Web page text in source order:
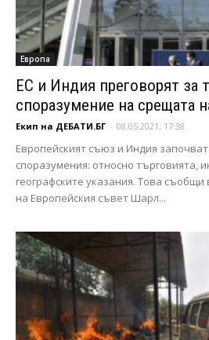
Европа
ЕС и Индия преговорят за
споразумение на срещата
Екип на ДЕБАТИ.БГ - 08.05.2021, 17:38
Европейският съюз и Индия
споразумения: относно търговията,
географските указания. Това
на Европейския съвет Шарл...